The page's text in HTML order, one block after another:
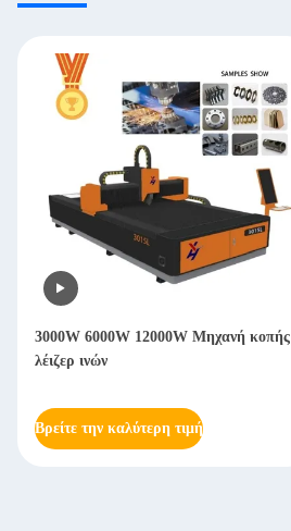
3000W 6000W 12000W Μηχανή κοπής
λέιζερ ινών
Βρείτε την καλύτερη τιμή